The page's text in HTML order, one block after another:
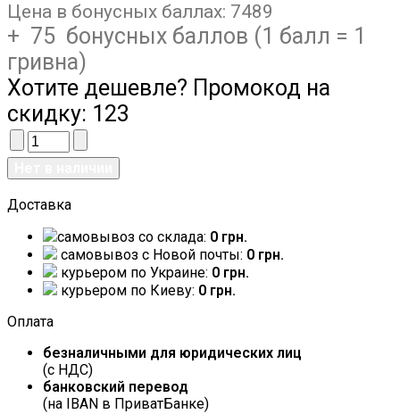
Цена в бонусных баллах: 7489
+ 75 бонусных баллов (1 балл = 1
гривна)
Хотите дешевле? Промокод на
скидку: 123
Доставка
самовывоз со склада: 0 грн.
самовывоз c Новой почты: 0 грн.
курьером по Украине: 0 грн.
курьером по Киеву: 0 грн.
Оплата
безналичными для юридических лиц
(с НДС)
банковский перевод
(на IBAN в ПриватБанке)